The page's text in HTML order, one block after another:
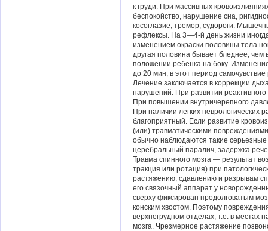
к груди. При массивных
беспокойство, нарушение сна,
косоглазие, тремор, судороги.
рефлексы. На 3—4-й день жизни
изменением окраски половины тела
другая половина бывает бледнее,
положении ребенка на боку.
до 20 мин, в этот период
Лечение заключается в коррекции
нарушений. При развитии
При повышении внутричерепного
При наличии легких неврологических
благоприятный. Если развитие
(или) травматическими
обычно наблюдаются такие
церебральный паралич, задержка
Травма спинного мозга — результат
тракция или ротация) при
растяжению, сдавлению и разрывам
его связочный аппарат у
сверху фиксирован продолговатым
конским хвостом. Поэтому
верхнегрудном отделах, т.е. в местах
мозга. Чрезмерное растяжение